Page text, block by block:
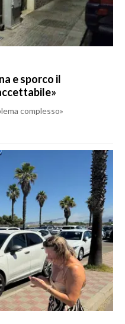
e sporco il
complesso»